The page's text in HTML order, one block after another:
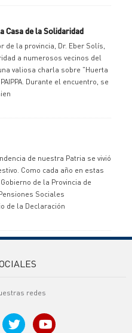
Casa de la Solidaridad
de la provincia, Dr. Eber Solís,
a numerosos vecinos del
valiosa charla sobre "Huerta
Durante el encuentro, se
de nuestra Patria se vivió
Como cada año en estas
de la Provincia de
Sociales
de la Declaración
redes